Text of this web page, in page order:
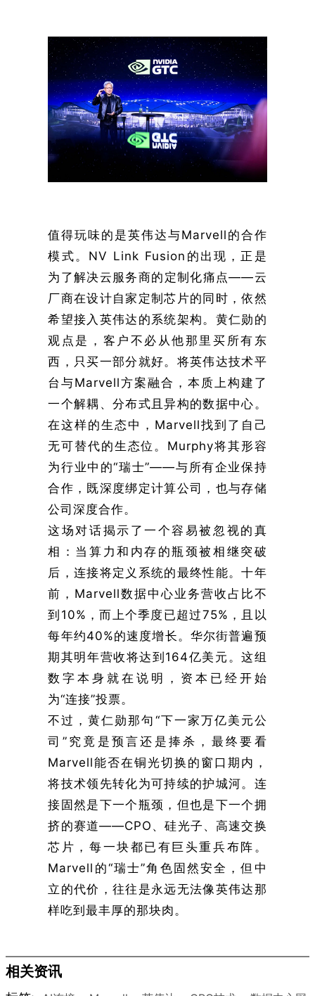
值得玩味的是英伟达与Marvell的合作
模式。NV Link Fusion的出现，正是
为了解决云服务商的定制化痛点——云
厂商在设计自家定制芯片的同时，依然
希望接入英伟达的系统架构。黄仁勋的
观点是，客户不必从他那里买所有东
西，只买一部分就好。将英伟达技术平
台与Marvell方案融合，本质上构建了
一个解耦、分布式且异构的数据中心。
在这样的生态中，Marvell找到了自己
无可替代的生态位。Murphy将其形容
为行业中的“瑞士”——与所有企业保持
合作，既深度绑定计算公司，也与存储
公司深度合作。
这场对话揭示了一个容易被忽视的真
相：当算力和内存的瓶颈被相继突破
后，连接将定义系统的最终性能。十年
前，Marvell数据中心业务营收占比不
到10%，而上个季度已超过75%，且以
每年约40%的速度增长。华尔街普遍预
期其明年营收将达到164亿美元。这组
数字本身就在说明，资本已经开始
为“连接”投票。
不过，黄仁勋那句“下一家万亿美元公
司”究竟是预言还是捧杀，最终要看
Marvell能否在铜光切换的窗口期内，
将技术领先转化为可持续的护城河。连
接固然是下一个瓶颈，但也是下一个拥
挤的赛道——CPO、硅光子、高速交换
芯片，每一块都已有巨头重兵布阵。
Marvell的“瑞士”角色固然安全，但中
立的代价，往往是永远无法像英伟达那
样吃到最丰厚的那块肉。
相关资讯